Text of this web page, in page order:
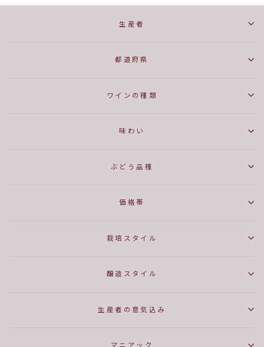
生産者
都道府県
ワインの種類
味わい
ぶどう品種
価格帯
栽培スタイル
醸造スタイル
生産者の意気込み
マニアック